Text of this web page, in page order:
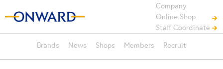
Company
Online Shop
Staff Coordinate
Brands
News Shops Members Recruit